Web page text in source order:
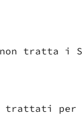
tratta i
trattati per